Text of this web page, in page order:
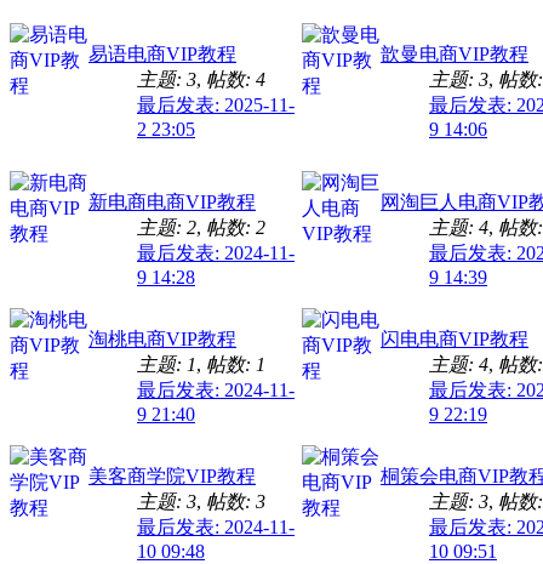
易语电商VIP教程
主题: 3, 帖数: 4
最后发表: 2025-11-
2 23:05
歆曼电商VIP教程
主题: 3, 帖数
最后发表:
9 14:06
新电商电商VIP教程
主题: 2, 帖数: 2
最后发表: 2024-11-
9 14:28
网淘巨人电商VIP
主题: 4, 帖数
最后发表:
9 14:39
淘桃电商VIP教程
主题: 1, 帖数: 1
最后发表: 2024-11-
9 21:40
闪电电商VIP教程
主题: 4, 帖数
最后发表:
9 22:19
美客商学院VIP教程
主题: 3, 帖数: 3
最后发表: 2024-11-
10 09:48
桐策会电商VIP教
主题: 3, 帖数
最后发表:
10 09:51